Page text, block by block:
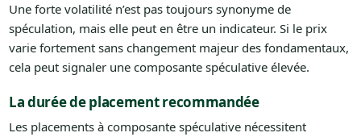
Une forte volatilité n’est pas toujours synonyme de
spéculation, mais elle peut en être un indicateur. Si le prix
varie fortement sans changement majeur des fondamentaux,
cela peut signaler une composante spéculative élevée.
La durée de placement recommandée
Les placements à composante spéculative nécessitent